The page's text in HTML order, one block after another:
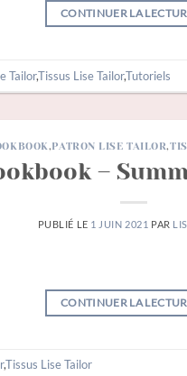
CONTINUER LA
Tailor,Tissus Lise Tailor,Tutoriels
, PATRON LISE TAILOR,
–
PUBLIÉ LE 1 JUIN 2021 PAR
CONTINUER LA
,Tissus Lise Tailor